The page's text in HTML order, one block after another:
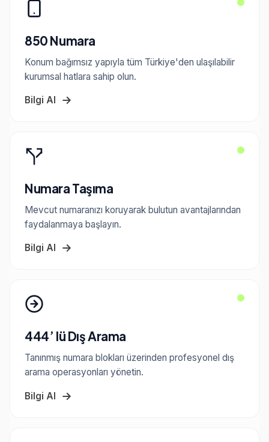
850 Numara
Konum bağımsız yapıyla tüm Türkiye'den ulaşılabilir
kurumsal hatlara sahip olun.
Bilgi Al
Numara Taşıma
Mevcut numaranızı koruyarak bulutun avantajlarından
faydalanmaya başlayın.
Bilgi Al
444’ lü Dış Arama
Tanınmış numara blokları üzerinden profesyonel dış
arama operasyonları yönetin.
Bilgi Al